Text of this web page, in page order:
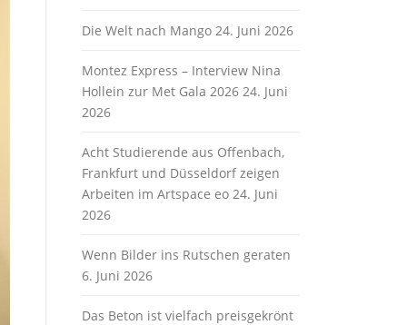
Die Welt nach Mango 24. Juni 2026
Montez Express – Interview Nina
Hollein zur Met Gala 2026 24. Juni
2026
Acht Studierende aus Offenbach,
Frankfurt und Düsseldorf zeigen
Arbeiten im Artspace eo 24. Juni
2026
Wenn Bilder ins Rutschen geraten
6. Juni 2026
Das Beton ist vielfach preisgekrönt